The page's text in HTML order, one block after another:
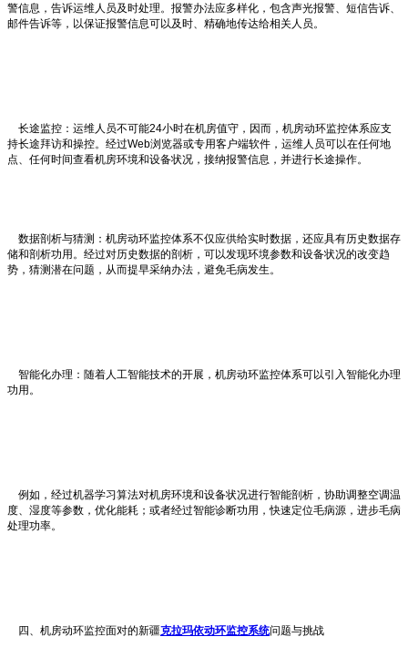
警信息，告诉运维人员及时处理。报警办法应多样化，包含声光报警、短信告诉、
邮件告诉等，以保证报警信息可以及时、精确地传达给相关人员。
长途监控：运维人员不可能24小时在机房值守，因而，机房动环监控体系应支
持长途拜访和操控。经过Web浏览器或专用客户端软件，运维人员可以在任何地
点、任何时间查看机房环境和设备状况，接纳报警信息，并进行长途操作。
数据剖析与猜测：机房动环监控体系不仅应供给实时数据，还应具有历史数据存
储和剖析功用。经过对历史数据的剖析，可以发现环境参数和设备状况的改变趋
势，猜测潜在问题，从而提早采纳办法，避免毛病发生。
智能化办理：随着人工智能技术的开展，机房动环监控体系可以引入智能化办理
功用。
例如，经过机器学习算法对机房环境和设备状况进行智能剖析，协助调整空调温
度、湿度等参数，优化能耗；或者经过智能诊断功用，快速定位毛病源，进步毛病
处理功率。
四、机房动环监控面对的新疆克拉玛依动环监控系统问题与挑战